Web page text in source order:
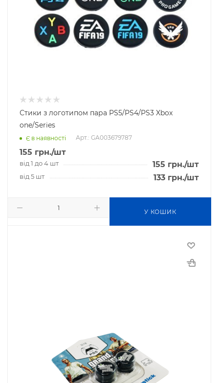
Стики з логотипом пара PS5/PS4/PS3 Xbox
one/Series
Є в наявності Арт.: GA003679787
155 грн./шт
від 1 до 4 шт 155 грн./шт
від 5 шт 133 грн./шт
У КОШИК